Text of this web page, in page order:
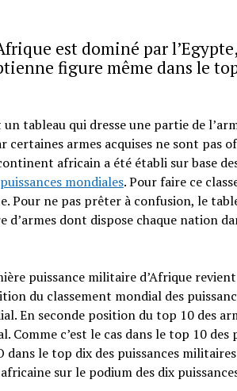
est dominé par
figure même dans le
tableau qui dresse une partie de
armes acquises ne sont pas
africain a été établi sur base
puissances mondiales. Pour faire ce
ne pas prêter à confusion, le
dont dispose chaque nation
puissance militaire d’Afrique revient
du classement mondial des
En seconde position du top 10 des
Comme c’est le cas dans le top 10 des
dans le top dix des puissances
sur le podium des dix